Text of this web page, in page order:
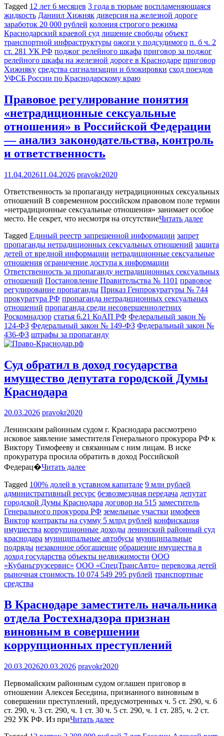
Tagged 12 лет 6 месяцев 3 года в тюрьме воспламеняющаяся
жидкость Даниил Хижняк диверсия на железной дороге
заработок 20 000 рублей колония строгого режима
Краснодарский краевой суд лишение свободы объект
транспортной инфраструктуры ожоги у подсудимого п. б ч. 2
ст. 281 УК РФ поджог релейного шкафа приговор за поджог
релейного шкафа на железной дороге в Краснодаре приговор
Хижняку средства сигнализации и блокировки сход поездов
УФСБ России по Краснодарскому краю
Правовое регулирование понятия
«нетрадиционные сексуальные
отношения» в Российской Федерации
— анализ законодательства, контроль
и ответственность
11.04.202611.04.2026 pravokr2020
Ответственность за пропаганду нетрадиционных сексуальных
отношений В современном российском правовом поле термин
«нетрадиционные сексуальные отношения» занимает особое
место. Не секрет, что несмотря на отсутствиеЧитать далее
Tagged Единый реестр запрещенной информации запрет
пропаганды нетрадиционных сексуальных отношений защита
детей от вредной информации нетрадиционные сексуальные
отношения ограничение доступа к информации
Ответственность за пропаганду нетрадиционных сексуальных
отношений Постановление Правительства № 1101 правовое
регулирование пропаганды Приказ Генпрокуратуры № 744
прокуратура РФ пропаганда нетрадиционных сексуальных
отношений пропаганда среди несовершеннолетних
Роскомнадзор статья 6.21 КоАП РФ Федеральный закон №
124-ФЗ Федеральный закон № 149-ФЗ Федеральный закон №
436-ФЗ штрафы за пропаганду
Суд обратил в доход государства
имущество депутата городской Думы
Краснодара
20.03.2026 pravokr2020
Ленинским районным судом г. Краснодара рассмотрено
исковое заявление заместителя Генерального прокурора РФ к
Виктору Тимофееву и связанным с ним лицам. В иске
прокуратура просила обратить в доход Российской
Федерац�Читать далее
Tagged 100% долей в уставном капитале 9 млн рублей
административный ресурс безвозмездная передача депутат
городской Думы Краснодара договор на 515 заместитель
Генерального прокурора РФ земельные участки имофеев
Виктор контракты на сумму 5 млрд рублей конфискация
имущества коррупционные доходы ленинский районный суд
краснодара муниципальные автобусы муниципальные
подряды незаконное обогащение обращение имущества в
доход государства объекты недвижимости ООО
«Кубаньгрузсервис» ООО «СпецТрансАвто» перевозка детей
рыночная стоимость 10 074 549 295 рублей транспортные
средства
В Краснодаре заместитель начальника
отдела Ростехнадзора признан
виновным в совершении
коррупционных преступлений
20.03.202620.03.2026 pravokr2020
Первомайским районным судом оглашен приговор в
отношении Алексея Беседина, признанного виновным в
совершении преступлений, предусмотренных ч. 5 ст. 290, ч. 6
ст. 290, ч. 3 ст. 290, ч. 1 ст. 30 ч. 5 ст. 290, ч. 1 ст. 285, ч. 2 ст.
292 УК РФ. Из приЧитать далее